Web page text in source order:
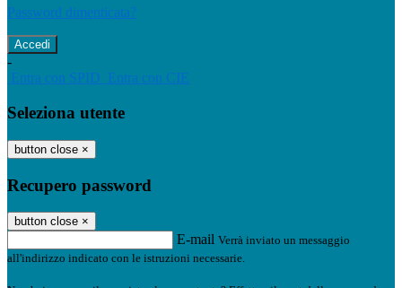
Password dimenticata?
-
Entra con SPID Entra con CIE
Seleziona utente
button close ×
Recupero password
button close ×
E-mail Verrà inviato un messaggio
all'indirizzo indicato con le istruzioni necessarie.